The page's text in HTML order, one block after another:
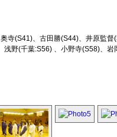
奥寺(S41) 古田勝(S44) 井原監督
浅野(千葉:S56) 小野寺(S58) 岩